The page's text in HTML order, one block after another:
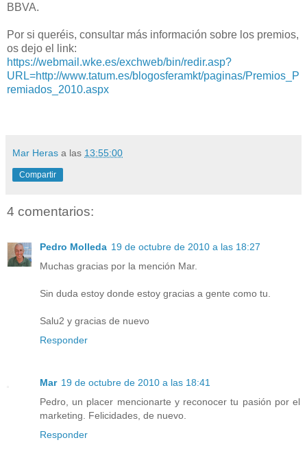
BBVA.
Por si queréis, consultar más información sobre los premios,
os dejo el link:
https://webmail.wke.es/exchweb/bin/redir.asp?
URL=http://www.tatum.es/blogosferamkt/paginas/Premios_P
remiados_2010.aspx
Mar Heras a las 13:55:00
Compartir
4 comentarios:
Pedro Molleda 19 de octubre de 2010 a las 18:27
Muchas gracias por la mención Mar.
Sin duda estoy donde estoy gracias a gente como tu.
Salu2 y gracias de nuevo
Responder
Mar 19 de octubre de 2010 a las 18:41
Pedro, un placer mencionarte y reconocer tu pasión por el
marketing. Felicidades, de nuevo.
Responder